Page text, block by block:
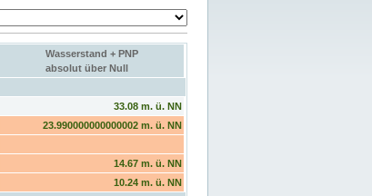
Wasserstand + PNP
absolut über Null
33.08 m. ü. NN
23.990000000000002 m. ü. NN
14.67 m. ü. NN
10.24 m. ü. NN